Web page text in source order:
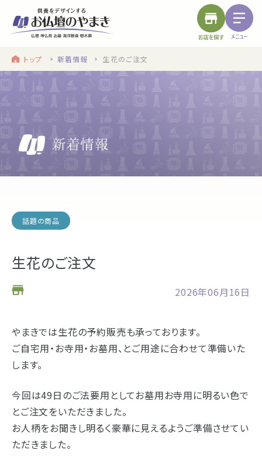
find a store
駐車場
駐車場12台駐車可能
所在地
〒434-0026
静岡県浜松市浜北区東美薗182
電話番号
浜松店の店舗情報
site menu
やまきについて
盆提灯・初盆で使う品・その他お盆用品
仏具
海洋散骨
樹木葬
トップ 新着情報 生花のご注文
話題の商品
生花のご注文
2026年06月16日
やまきでは生花の予約販売も承っております。
ご自宅用・お寺用・お墓用、とご用途に合わせて準備いた
します。
今回は49日のご法要用としてお墓用お寺用に明るい色で
とご注文をいただきました。
お人柄をお聞きし明るく豪華に見えるようご準備させてい
ただきました。